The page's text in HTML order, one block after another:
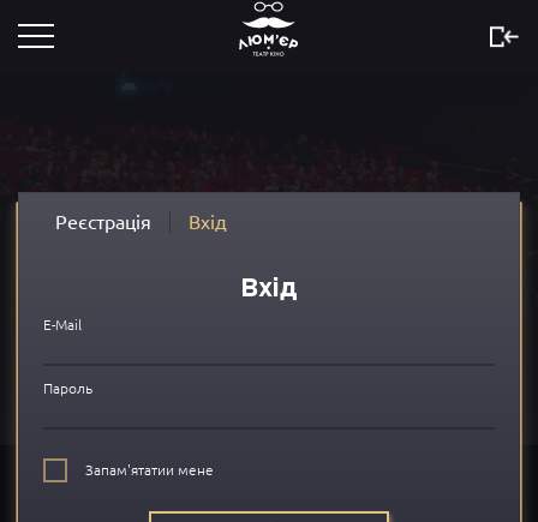
Новини
Сертифікати
Реєстрація Вхід
Вхід
E-Mail
Пароль
Запам'ятатии мене